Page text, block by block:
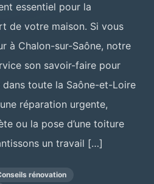
essentiel pour la
de votre maison. Si vous
à Chalon-sur-Saône, notre
son savoir-faire pour
toute la Saône-et-Loire
réparation urgente,
ou la pose d’une toiture
un travail […]
rénovation